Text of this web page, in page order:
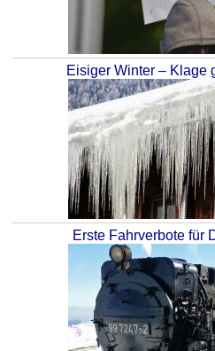
Eisiger Winter – Klage
Erste Fahrverbote für